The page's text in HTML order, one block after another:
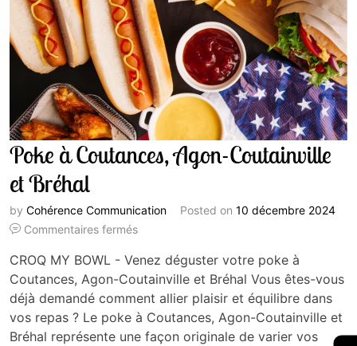
Poke à Coutances, Agon-Coutainville
et Bréhal
by Cohérence Communication Posted on 10 décembre 2024
Commentaires fermés
CROQ MY BOWL - Venez déguster votre poke à
Coutances, Agon-Coutainville et Bréhal Vous êtes-vous
déjà demandé comment allier plaisir et équilibre dans
vos repas ? Le poke à Coutances, Agon-Coutainville et
Bréhal représente une façon originale de varier vos